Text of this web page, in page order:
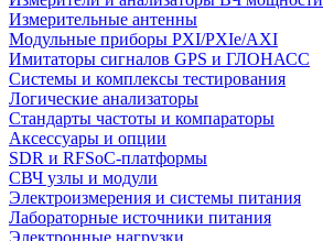
Измерительные антенны
Модульные приборы PXI/PXIe/AXI
Имитаторы сигналов GPS и ГЛОНАСС
Системы и комплексы тестирования
Логические анализаторы
Стандарты частоты и компараторы
Аксессуары и опции
SDR и RFSoC‑платформы
СВЧ узлы и модули
Электроизмерения и системы питания
Лабораторные источники питания
Электронные нагрузки